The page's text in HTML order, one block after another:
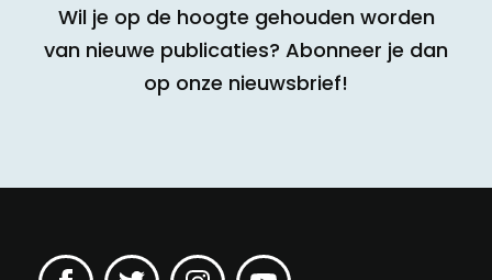
Wil je op de hoogte gehouden worden
van nieuwe publicaties? Abonneer je dan
op onze nieuwsbrief!